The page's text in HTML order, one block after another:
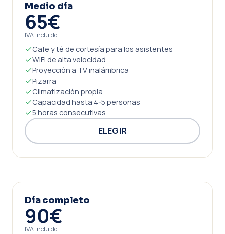
Medio día
65€
IVA incluido
Cafe y té de cortesía para los asistentes
WIFI de alta velocidad
Proyección a TV inalámbrica
Pizarra
Climatización propia
Capacidad hasta 4-5 personas
5 horas consecutivas
ELEGIR
Día completo
90€
IVA incluido